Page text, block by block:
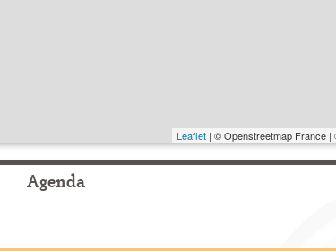
Leaflet| © Openstreetmap France |
Agenda